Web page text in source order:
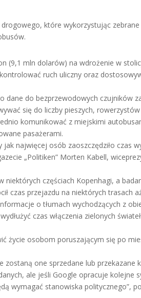
które wykorzystując zebrane
(9,1 mln dolarów) na wdrożenie w
ruch uliczny oraz
dane do bezprzewodowych czujników
się do liczby pieszych,
komunikować z miejskimi
pasażerami.
jak najwięcej osób zaoszczędziło czas
„Politiken” Morten Kabell,
częściach Kopenhagi, a
czas przejazdu na niektórych trasach
o tłumach wychodzących z
czas włączenia zielonych
życie osobom poruszającym się po
one sprzedane lub przekazane
ale jeśli Google opracuje kolejne
wymagać stanowiska politycznego”,